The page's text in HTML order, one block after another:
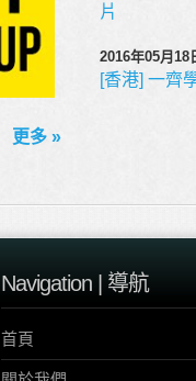
片
2016年05月18
[香港] 一齊
更多 »
Navigation | 導航
首頁